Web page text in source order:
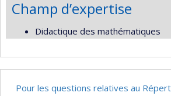
Champ d’expertise
Didactique des mathématiques
Pour les questions relatives au